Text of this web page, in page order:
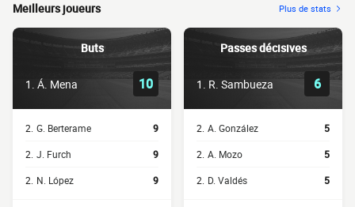
Meilleurs joueurs Plus de stats
Buts
1. Á. Mena 10
2. G. Berterame 9
2. J. Furch 9
2. N. López 9
Passes décisives
1. R. Sambueza 6
2. A. González 5
2. A. Mozo 5
2. D. Valdés 5